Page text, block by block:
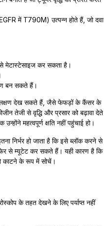
में T790M) उत्पन्न होते हैं, जो दवा
मेटास्टेसाइज कर सकता है।
बन सकते हैं।
लक्षण देख सकते हैं, जैसे फेफड़ों के कैंसर के
तेजी से वृद्धि और प्रसार को बढ़ावा देते
महत्वपूर्ण क्षति नहीं पहुंचाई हो।
निर्भर हो जाता है कि इसे ब्लॉक करने से
से म्यूटेट कर सकते हैं। यही कारण है कि
काटने के रूप में सोचें।
के तहत देखने के लिए पर्याप्त नहीं